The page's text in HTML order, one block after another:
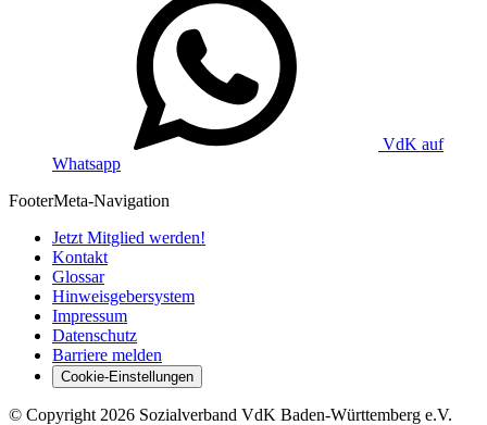
VdK auf
Whatsapp
FooterMeta-Navigation
Jetzt Mitglied werden!
Kontakt
Glossar
Hinweisgebersystem
Impressum
Datenschutz
Barriere melden
Cookie-Einstellungen
© Copyright 2026 Sozialverband VdK Baden-Württemberg e.V.